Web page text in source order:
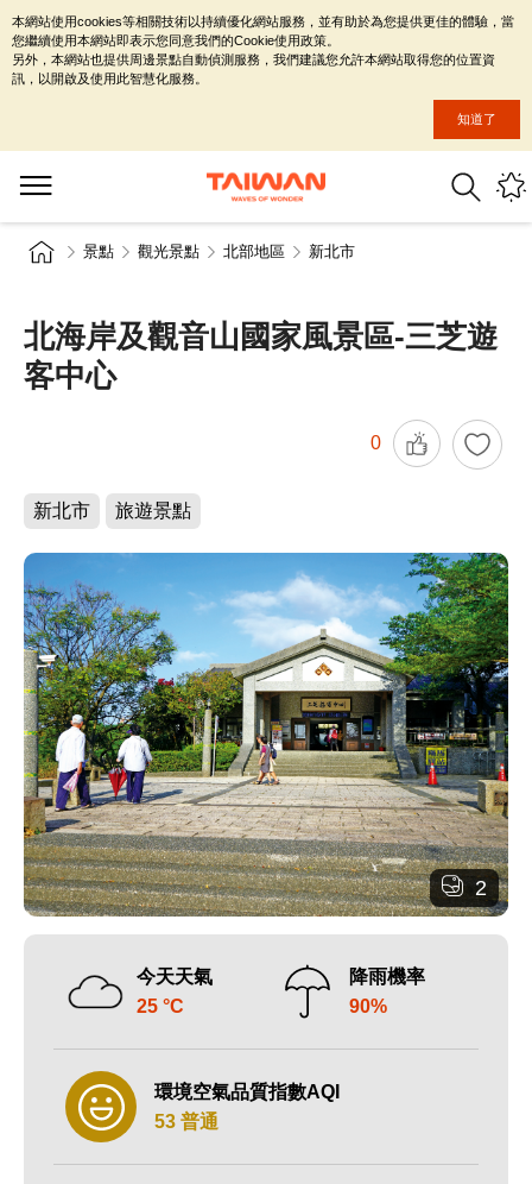
景點 觀光景點 北部地區 新北市
北海岸及觀音山國家風景區-三芝遊
客中心
0
新北市 旅遊景點
2
今天天氣
25 °C
降雨機率
90%
環境空氣品質指數AQI
53 普通
本網站使用cookies等相關技術以持續優化網站服務，並有助於為您提供更佳的體驗，當
您繼續使用本網站即表示您同意我們的Cookie使用政策。
另外，本網站也提供周邊景點自動偵測服務，我們建議您允許本網站取得您的位置資
訊，以開啟及使用此智慧化服務。
知道了